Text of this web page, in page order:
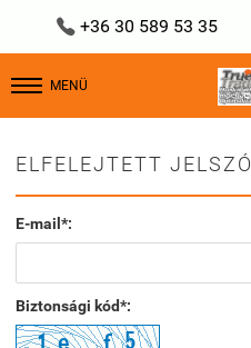
 +36 30 589 53 35
MENÜ
ELFELEJTETT JELSZÓ
E-mail*:
Biztonsági kód*: